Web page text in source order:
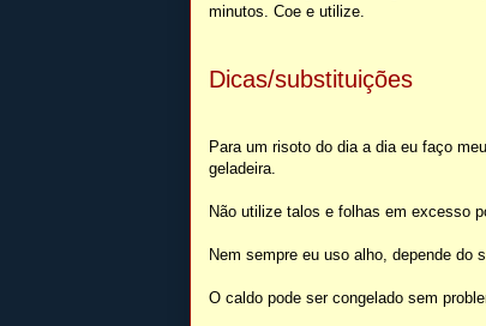
minutos. Coe e utilize.
Dicas/substituições
Para um risoto do dia a dia eu faço
geladeira.
Não utilize talos e folhas em excesso
Nem sempre eu uso alho, depende do
O caldo pode ser congelado sem